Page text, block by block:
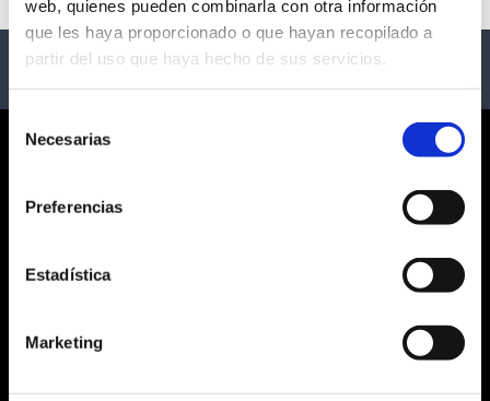
web, quienes pueden combinarla con otra información
que les haya proporcionado o que hayan recopilado a
partir del uso que haya hecho de sus servicios.
Necesarias
Preferencias
Estadística
Marketing
¿QUIÉNES SOMOS?
AVISO LEGAL
POLÍTICA DE COOKIES
SERVICIO AL CLIENTE